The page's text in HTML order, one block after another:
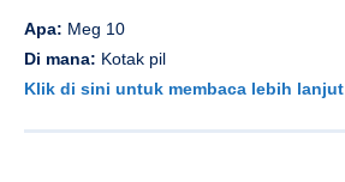
Apa: Meg 10
Di mana: Kotak pil
Klik di sini untuk membaca lebih lanjut